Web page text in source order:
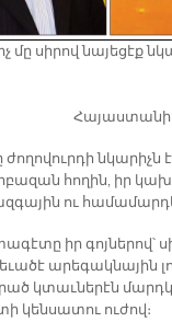
մը սիրով նայեցէք
Հայաստանի
նկարիչն
հողին, իր
ու
իր գոյներով՝
արեգակնային
կտաւներէն
կենսատու ուժով։